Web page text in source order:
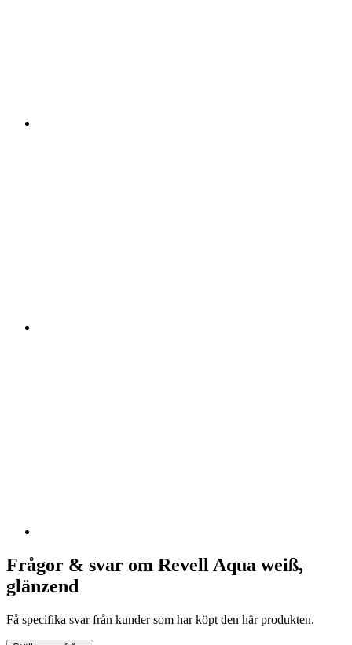
Frågor & svar om Revell Aqua weiß,
glänzend
Få specifika svar från kunder som har köpt den här produkten.